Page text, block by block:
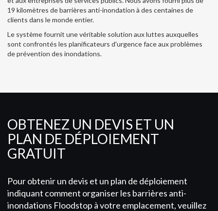
19 kilomètres de barrières anti-inondation à des centaines de
clients dans le monde entier.
Le système fournit une véritable solution aux luttes auxquelles
sont confrontés les planificateurs d'urgence face aux problèmes
de prévention des inondations.
OBTENEZ UN DEVIS ET UN
PLAN DE DÉPLOIEMENT
GRATUIT
Pour obtenir un devis et un plan de déploiement
indiquant comment organiser les barrières anti-
inondations Floodstop à votre emplacement, veuillez